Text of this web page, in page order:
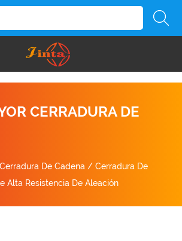
CERRADURA DE
Cerradura De Cadena / Cerradura De
Alta Resistencia De Aleación